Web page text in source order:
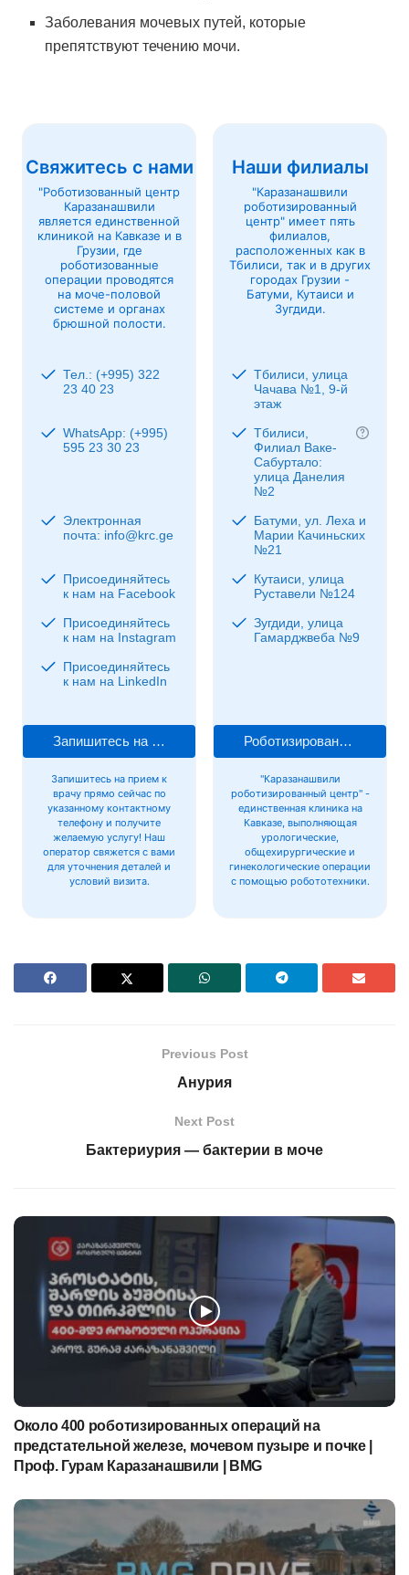
Заболевания мочевых путей, которые
препятствуют течению мочи.
Свяжитесь с нами
"Роботизованный центр
Каразанашвили
является единственной
клиникой на Кавказе и в
Грузии, где
роботизованные
операции проводятся
на моче-половой
системе и органах
брюшной полости.
Тел.: (+995) 322
23 40 23
WhatsApp: (+995)
595 23 30 23
Электронная
почта: info@krc.ge
Присоединяйтесь
к нам на Facebook
Присоединяйтесь
к нам на Instagram
Присоединяйтесь
к нам на LinkedIn
Запишитесь на прием к врачу
Запишитесь на прием к
врачу прямо сейчас по
указанному контактному
телефону и получите
желаемую услугу! Наш
оператор свяжется с вами
для уточнения деталей и
условий визита.
Наши филиалы
"Каразанашвили
роботизированный
центр" имеет пять
филиалов,
расположенных как в
Тбилиси, так и в других
городах Грузии -
Батуми, Кутаиси и
Зугдиди.
Тбилиси, улица
Чачава №1, 9-й
этаж
Тбилиси,
Филиал Ваке-
Сабуртало:
улица Данелия
№2
Батуми, ул. Леха и
Марии Качиньских
№21
Кутаиси, улица
Руставели №124
Зугдиди, улица
Гамарджвеба №9
Роботизированная хирургия
"Каразанашвили
роботизированный центр" -
единственная клиника на
Кавказе, выполняющая
урологические,
общехирургические и
гинекологические операции
с помощью робототехники.
Previous Post
Анурия
Next Post
Бактериурия — бактерии в моче
Около 400 роботизированных операций на
предстательной железе, мочевом пузыре и почке |
Проф. Гурам Каразанашвили | BMG